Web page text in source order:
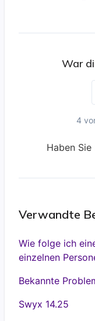
War
4
Haben Sie
Verwandte
Wie folge ich
einzelnen
Bekannte
Swyx 14.25